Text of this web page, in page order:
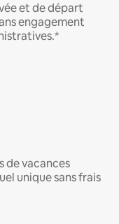
et de départ
engagement
de vacances
unique sans frais